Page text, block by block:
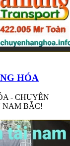
HÓA
- CHUYÊN
NAM BẮC!